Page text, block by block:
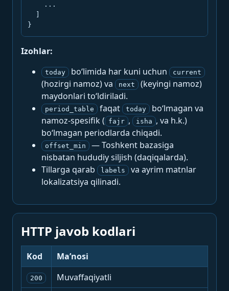
    ...
}
Izohlar:
today bo‘limida har kuni uchun current
(hozirgi namoz) va next
(keyingi namoz)
maydonlari to‘ldiriladi.
period_table faqat today
bo‘lmagan va
namoz-spesifik ( fajr , isha , va h.k.)
bo‘lmagan periodlarda chiqadi.
offset_min
— Toshkent bazasiga
nisbatan hududiy siljish (daqiqalarda).
Tillarga qarab
labels
va ayrim matnlar
lokalizatsiya qilinadi.
HTTP javob kodlari
Kod Ma’nosi
200 Muvaffaqiyatli